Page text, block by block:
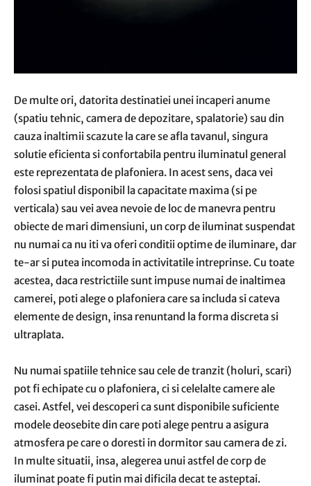
De multe ori, datorita destinatiei unei incaperi anume
(spatiu tehnic, camera de depozitare, spalatorie) sau din
cauza inaltimii scazute la care se afla tavanul, singura
solutie eficienta si confortabila pentru iluminatul general
este reprezentata de plafoniera. In acest sens, daca vei
folosi spatiul disponibil la capacitate maxima (si pe
verticala) sau vei avea nevoie de loc de manevra pentru
obiecte de mari dimensiuni, un corp de iluminat suspendat
nu numai ca nu iti va oferi conditii optime de iluminare, dar
te-ar si putea incomoda in activitatile intreprinse. Cu toate
acestea, daca restrictiile sunt impuse numai de inaltimea
camerei, poti alege o plafoniera care sa includa si cateva
elemente de design, insa renuntand la forma discreta si
ultraplata.
Nu numai spatiile tehnice sau cele de tranzit (holuri, scari)
pot fi echipate cu o plafoniera, ci si celelalte camere ale
casei. Astfel, vei descoperi ca sunt disponibile suficiente
modele deosebite din care poti alege pentru a asigura
atmosfera pe care o doresti in dormitor sau camera de zi.
In multe situatii, insa, alegerea unui astfel de corp de
iluminat poate fi putin mai dificila decat te asteptai.